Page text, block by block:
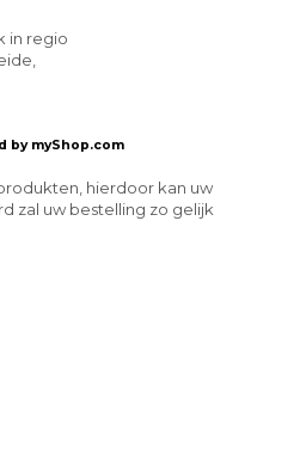
in regio
by myShop.com
hierdoor kan uw
zal uw bestelling zo gelijk